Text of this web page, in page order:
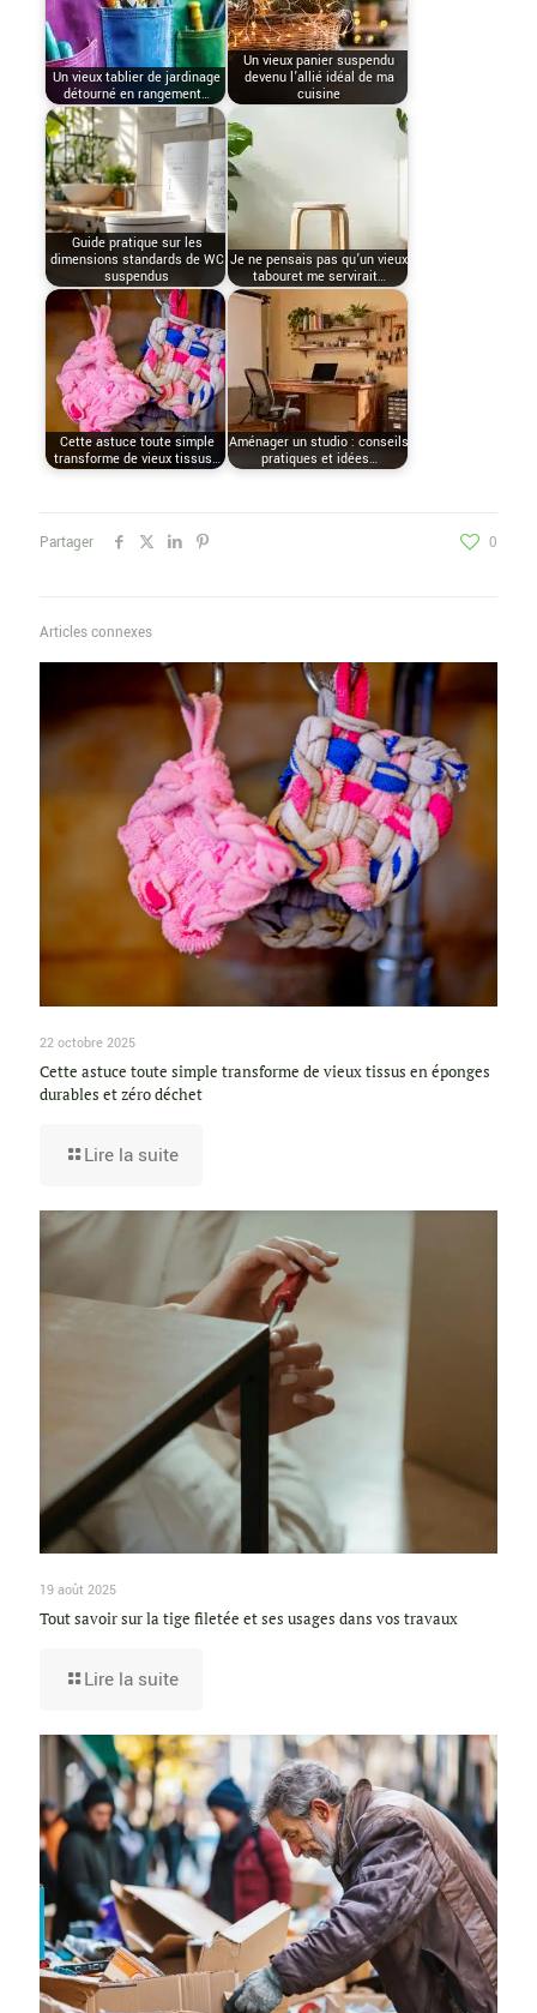
Un vieux tablier de jardinage
détourné en rangement…
Un vieux panier suspendu
devenu l’allié idéal de ma
cuisine
Guide pratique sur les
dimensions standards de WC
suspendus
Je ne pensais pas qu’un vieux
tabouret me servirait…
Cette astuce toute simple
transforme de vieux tissus…
Aménager un studio : conseils
pratiques et idées…
Partager 0
Articles connexes
22 octobre 2025
Cette astuce toute simple transforme de vieux tissus en éponges
durables et zéro déchet
Lire la suite
19 août 2025
Tout savoir sur la tige filetée et ses usages dans vos travaux
Lire la suite